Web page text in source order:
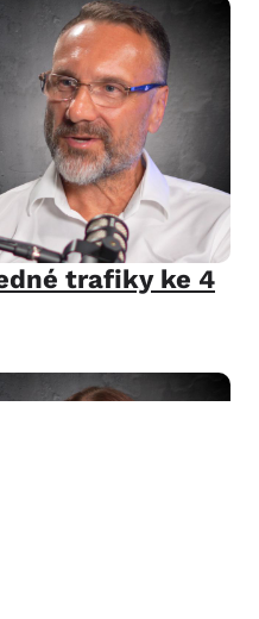
trafiky ke 4